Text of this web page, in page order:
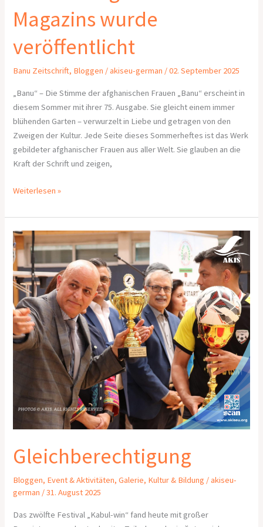
Magazins wurde
veröffentlicht
Banu Zeitschrift, Bloggen /akiseu-german /02. September 2025
„Banu“ – Die Stimme der afghanischen Frauen „Banu“ erscheint in
diesem Sommer mit ihrer 75. Ausgabe. Sie gleicht einem immer
blühenden Garten – verwurzelt in Liebe und getragen von den
Zweigen der Kultur. Jede Seite dieses Sommerheftes ist das Werk
gebildeter afghanischer Frauen aus aller Welt. Sie glauben an die
Kraft der Schrift und zeigen,
Weiterlesen »
Gleichberechtigung
Bloggen, Event & Aktivitäten,Galerie, Kultur & Bildung /akiseu-
german /31. August 2025
Das zwölfte Festival „Kabul-win“ fand heute mit großer
Gleichberechtigung